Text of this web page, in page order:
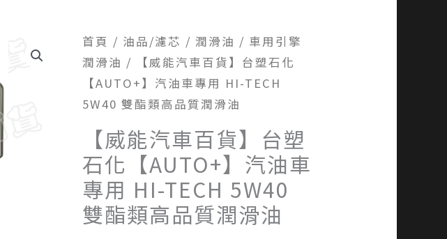
首頁 / 油品/濾芯 / 潤滑油 / 車用引擎
潤滑油 / 【威能汽車百貨】台塑石化
【AUTO+】汽油車專用 HI-TECH
5W40 雙酯類高品質潤滑油
【威能汽車百貨】台塑
石化【AUTO+】汽油車
專用 HI-TECH 5W40
雙酯類高品質潤滑油